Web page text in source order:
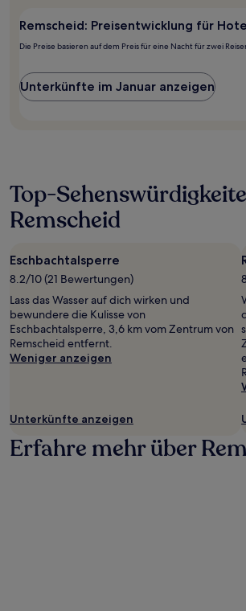
Remscheid: Preisentwicklung für
Die Preise basieren auf dem Preis für eine Nacht für zwei
Unterkünfte im Januar anzeigen
Top-
Remscheid
Eschbachtalsperre
8.2/10 (21 Bewertungen)
Lass das Wasser auf dich wirken und
bewundere die Kulisse von
Eschbachtalsperre, 3,6 km vom Zentrum von
Remscheid entfernt.
Weniger anzeigen
Unterkünfte anzeigen
Erfahre mehr über